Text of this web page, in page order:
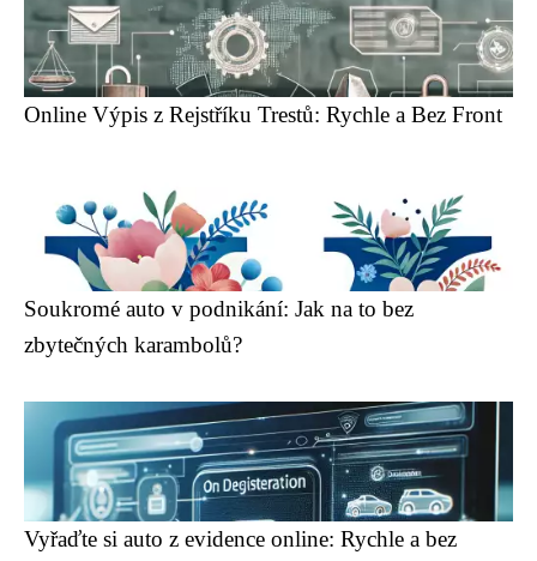
Online Výpis z Rejstříku Trestů: Rychle a Bez Front
Soukromé auto v podnikání: Jak na to bez
zbytečných karambolů?
Vyřaďte si auto z evidence online: Rychle a bez